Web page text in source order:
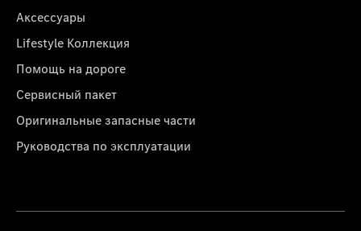
Аксессуары
Lifestyle Коллекция
Помощь на дороге
Сервисный пакет
Оригинальные запасные части
Руководства по эксплуатации